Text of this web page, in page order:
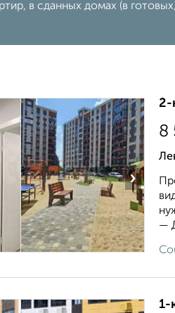
в сданных домах (в
›
2-
8
—
1-